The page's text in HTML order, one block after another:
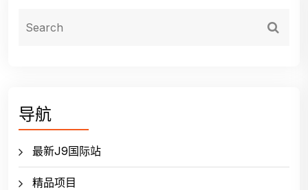
导航
最新J9国际站
精品项目